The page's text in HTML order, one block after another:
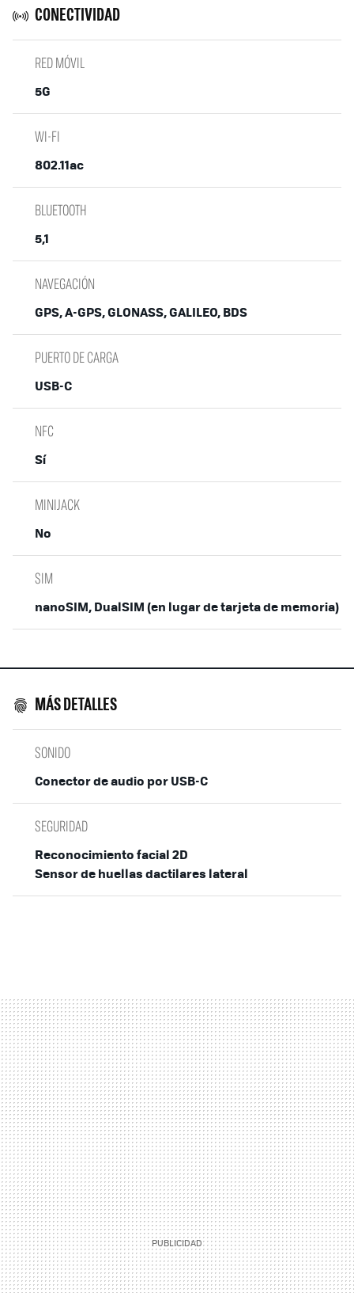
CONECTIVIDAD
RED MÓVIL
5G
WI-FI
802.11ac
BLUETOOTH
5,1
NAVEGACIÓN
GPS, A-GPS, GLONASS, GALILEO, BDS
PUERTO DE CARGA
USB-C
NFC
Sí
MINIJACK
No
SIM
nanoSIM, DualSIM (en lugar de tarjeta de memoria)
MÁS DETALLES
SONIDO
Conector de audio por USB-C
SEGURIDAD
Reconocimiento facial 2D
Sensor de huellas dactilares lateral